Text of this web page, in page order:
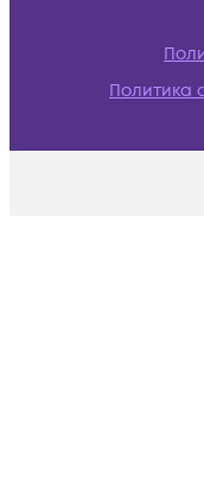
Политика